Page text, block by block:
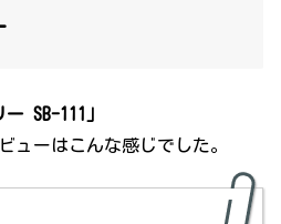
SB-111」
ューはこんな感じでした。